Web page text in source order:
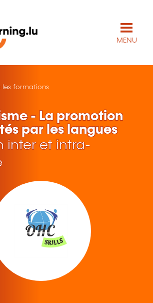
MENU
les formations
- La promotion
par les langues
inter et intra-